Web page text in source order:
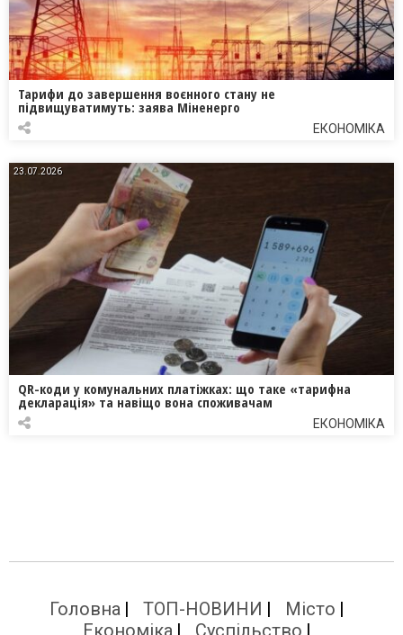
Тарифи до завершення воєнного стану не
підвищуватимуть: заява Міненерго
ЕКОНОМІКА
23.07.2026
QR-коди у комунальних платіжках: що таке «тарифна
декларація» та навіщо вона споживачам
ЕКОНОМІКА
Головна ТОП-НОВИНИ
Місто
Економіка
Суспільство